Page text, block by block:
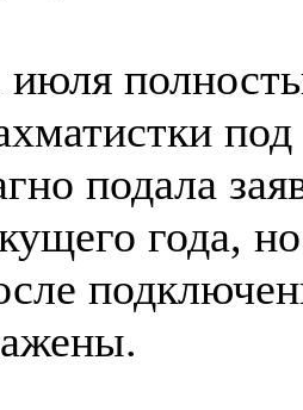
июля
подала
года,